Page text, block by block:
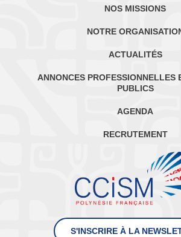
NOS MISSIONS
NOTRE
ACTUALITÉS
ANNONCES PROFESSIONNELLES
PUBLICS
AGENDA
RECRUTEMENT
S'INSCRIRE À LA